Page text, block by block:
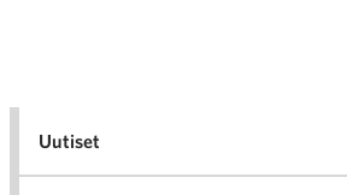
Uutiset